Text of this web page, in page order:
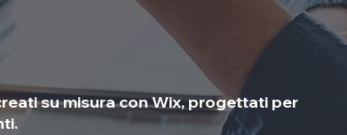
su misura con Wix, progettati per